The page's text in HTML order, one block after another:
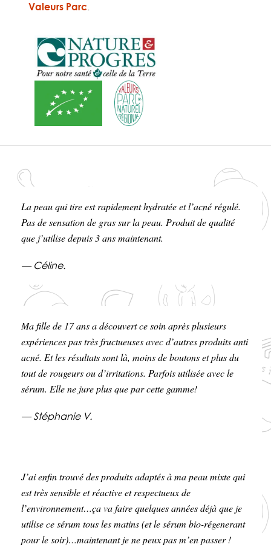
Valeurs Parc.
La peau qui tire est rapidement hydratée et l’acné régulé.
Pas de sensation de gras sur la peau. Produit de qualité
que j’utilise depuis 3 ans maintenant.
— Céline.
Ma fille de 17 ans a découvert ce soin après plusieurs
expériences pas très fructueuses avec d’autres produits anti
acné. Et les résultats sont là, moins de boutons et plus du
tout de rougeurs ou d’irritations. Parfois utilisée avec le
sérum. Elle ne jure plus que par cette gamme!
— Stéphanie V.
J’ai enfin trouvé des produits adaptés à ma peau mixte qui
est très sensible et réactive et respectueux de
l’environnement…ça va faire quelques années déjà que je
utilise ce sérum tous les matins (et le sérum bio-régenerant
pour le soir)…maintenant je ne peux pas m’en passer !